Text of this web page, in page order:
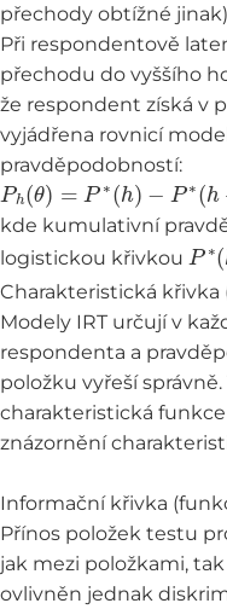
přechody obtížné
Při respondentově
přechodu do vyššího
že respondent získá v
vyjádřena rovnicí
pravděpodobností:
Ph(θ)=P∗(h)−P∗( h+
kde kumulativní
logistickou křivkou
P∗
Charakteristická křivka
Modely IRT určují v
respondenta a
položku vyřeší
charakteristická
znázornění
Informační křivka
Přínos položek testu
jak mezi položkami,
ovlivněn jednak